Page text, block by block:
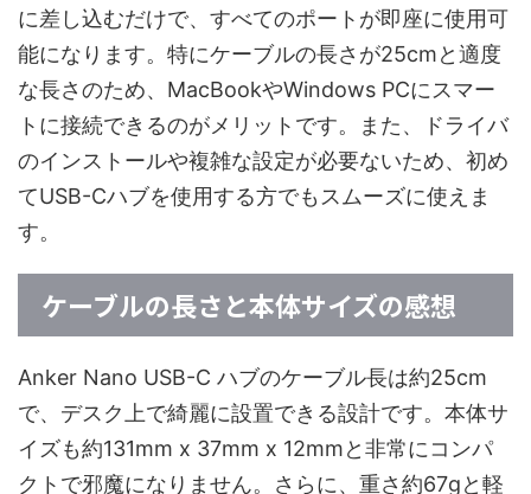
に差し込むだけで、すべてのポートが即座に使用可
能になります。特にケーブルの長さが25cmと適度
な長さのため、MacBookやWindows PCにスマー
トに接続できるのがメリットです。また、ドライバ
のインストールや複雑な設定が必要ないため、初め
てUSB-Cハブを使用する方でもスムーズに使えま
す。
ケーブルの長さと本体サイズの感想
Anker Nano USB-C ハブのケーブル長は約25cm
で、デスク上で綺麗に設置できる設計です。本体サ
イズも約131mm x 37mm x 12mmと非常にコンパ
クトで邪魔になりません。さらに、重さ約67gと軽